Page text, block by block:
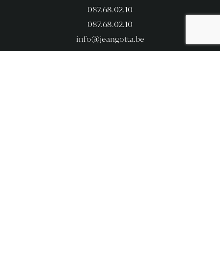
087.68.02.10
087.68.02.10
info@jeangotta.be